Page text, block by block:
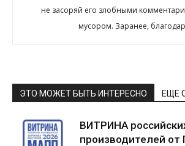
не засоряй его злобными
мусором. Заранее,
ЭТО МОЖЕТ БЫТЬ ИНТЕРЕСНО ЕЩЕ
ВИТРИНА
производителей